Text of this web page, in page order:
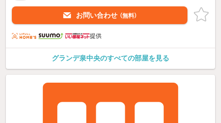
お問い合わせ （無料）
提供
グランデ泉中央のすべての部屋を見る